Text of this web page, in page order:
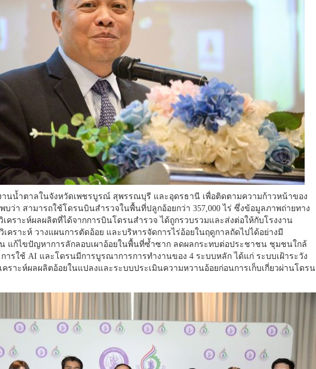
านน้ำตาลในจังหวัดเพชรบูรณ์ สุพรรณบุรี และอุดรธานี เพื่อติดตามความก้าวหน้าของ
บว่า สามารถใช้โดรนบินสำรวจในพื้นที่ปลูกอ้อยกว่า 357,000 ไร่ ซึ่งข้อมูลภาพถ่ายทาง
คราะห์ผลผลิตที่ได้จากการบินโดรนสำรวจ ได้ถูกรวบรวมและส่งต่อให้กับโรงงาน
เคราะห์ วางแผนการตัดอ้อย และบริหารจัดการไร่อ้อยในฤดูกาลถัดไปได้อย่างมี
แก้ไขปัญหาการลักลอบเผาอ้อยในพื้นที่ซ้ำซาก ลดผลกระทบต่อประชาชน ชุมชนใกล้
ารใช้ AI และโดรนมีการบูรณาการการทำงานของ 4 ระบบหลัก ได้แก่ ระบบเฝ้าระวัง
คราะห์ผลผลิตอ้อยในแปลงและระบบประเมินความหวานอ้อยก่อนการเก็บเกี่ยวผ่านโดรน